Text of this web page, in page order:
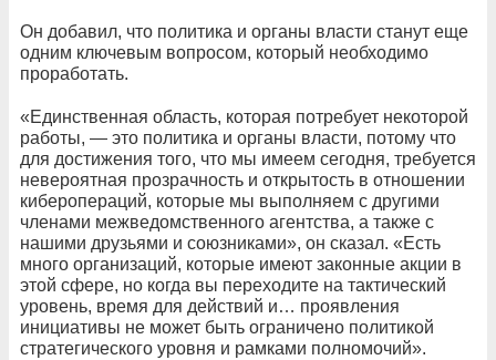
Он добавил, что политика и органы власти станут еще
одним ключевым вопросом, который необходимо
проработать.
«Единственная область, которая потребует некоторой
работы, — это политика и органы власти, потому что
для достижения того, что мы имеем сегодня, требуется
невероятная прозрачность и открытость в отношении
киберопераций, которые мы выполняем с другими
членами межведомственного агентства, а также с
нашими друзьями и союзниками», он сказал. «Есть
много организаций, которые имеют законные акции в
этой сфере, но когда вы переходите на тактический
уровень, время для действий и… проявления
инициативы не может быть ограничено политикой
стратегического уровня и рамками полномочий».